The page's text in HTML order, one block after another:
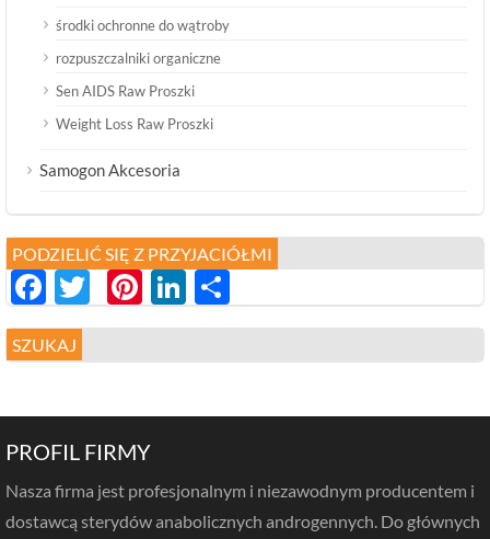
środki ochronne do wątroby
rozpuszczalniki organiczne
Sen AIDS Raw Proszki
Weight Loss Raw Proszki
Samogon Akcesoria
PODZIELIĆ SIĘ Z PRZYJACIÓŁMI
Facebook
Twitter
Pinterest
LinkedIn
享
SZUKAJ
PROFIL FIRMY
Nasza firma jest profesjonalnym i niezawodnym producentem i
dostawcą sterydów anabolicznych androgennych. Do głównych